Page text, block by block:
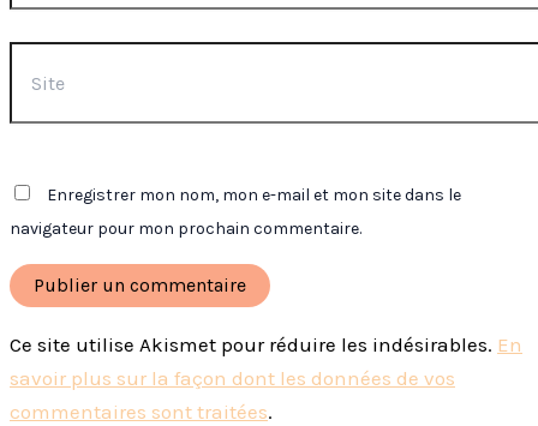
Enregistrer mon nom, mon e-mail et mon site dans le
navigateur pour mon prochain commentaire.
Ce site utilise Akismet pour réduire les indésirables. En
savoir plus sur la façon dont les données de vos
commentaires sont traitées.